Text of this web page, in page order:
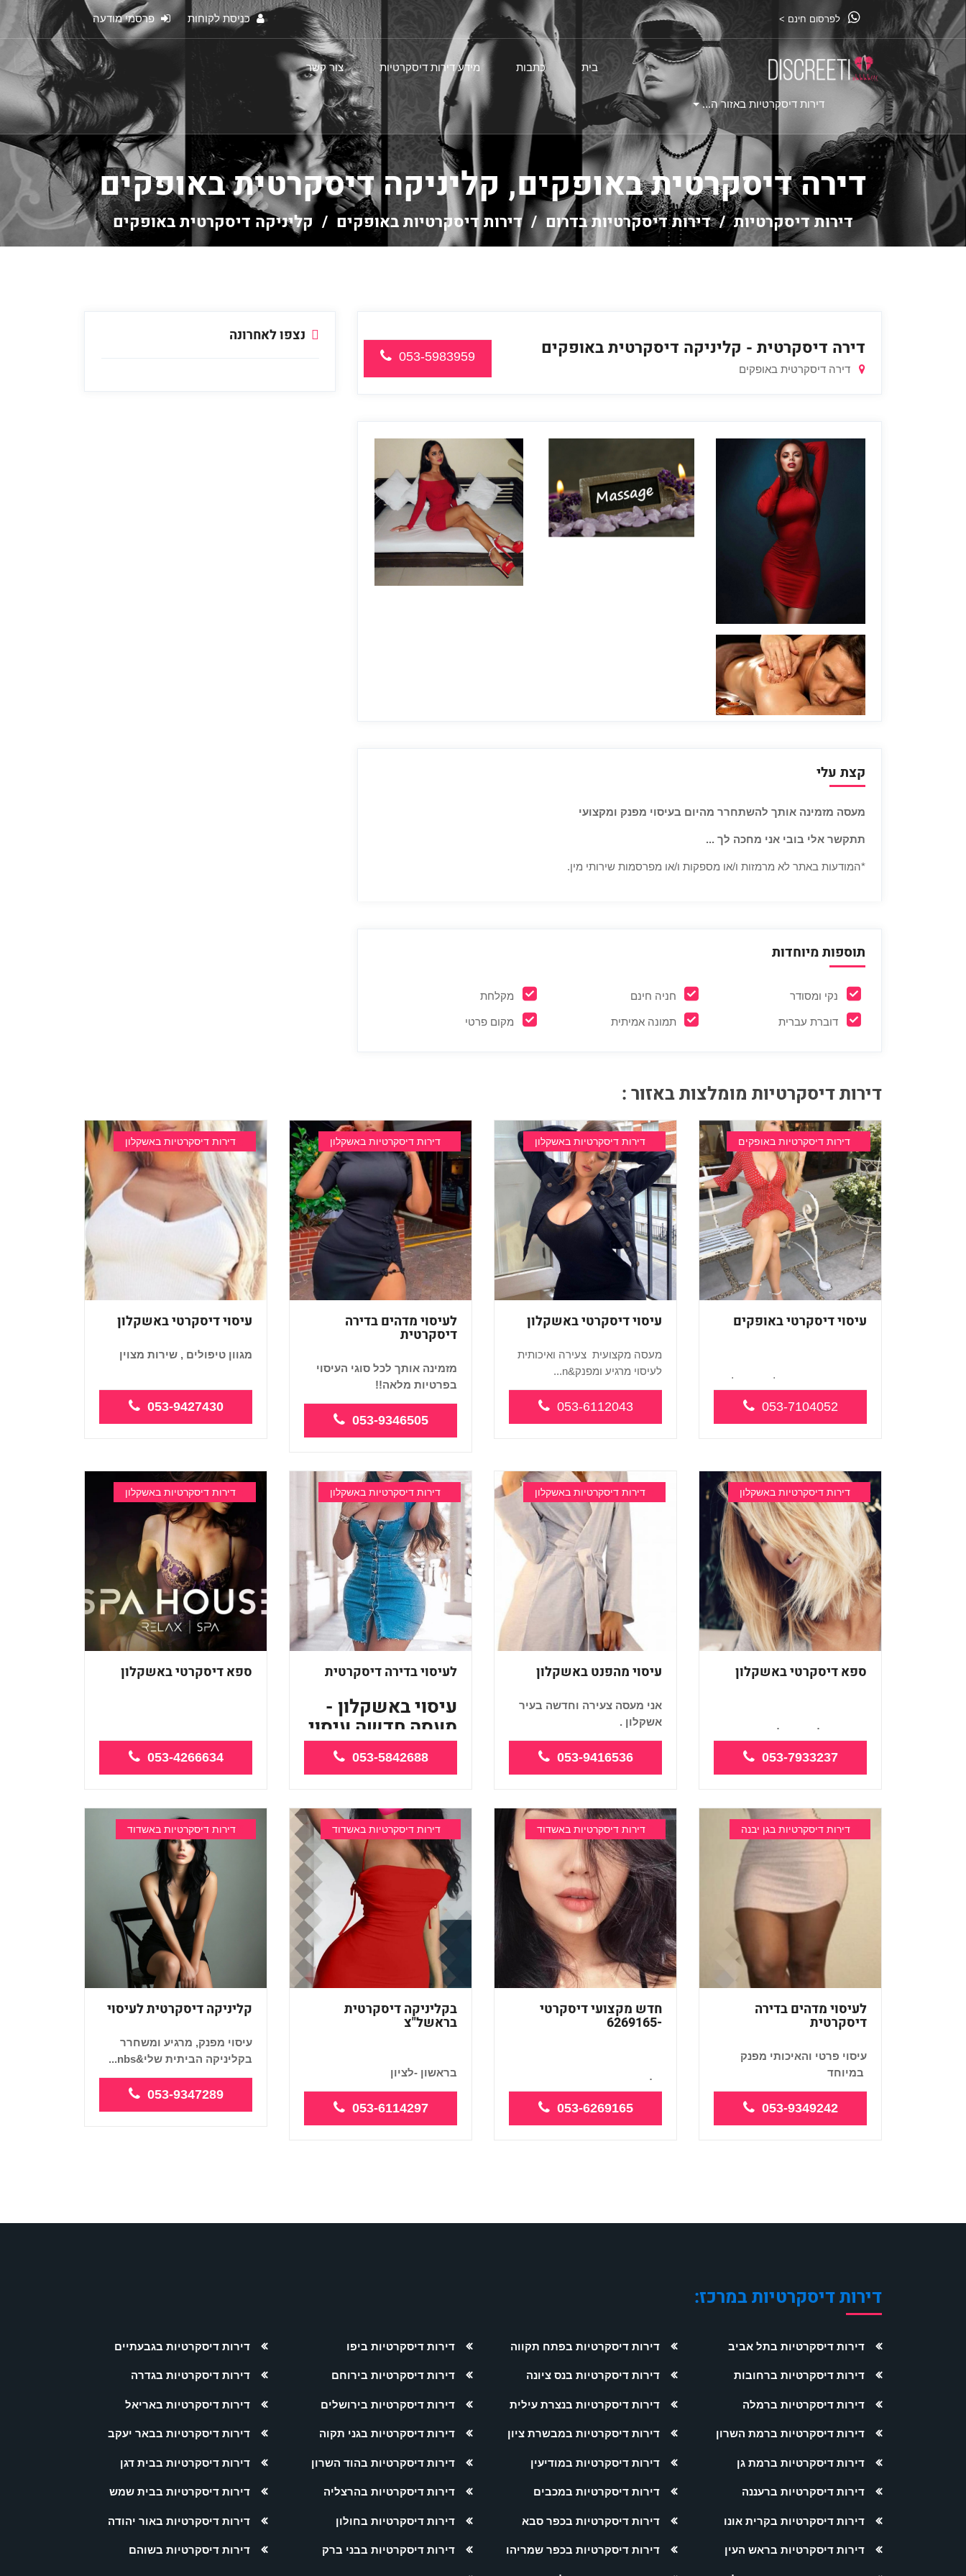
לפרסום חינם > כניסת לקוחות פרסמי מודעה
בית כתבות מידע דירות דיסקרטיות צור קשר
דירות דיסקרטיות באזור ה...
דירה דיסקרטית באופקים, קליניקה דיסקרטית באופקים
דירות דיסקרטיות/דירות דיסקרטיות בדרום/דירות דיסקרטיות באופקים / קליניקה דיסקרטית באופקים
דירה דיסקרטית - קליניקה דיסקרטית באופקים
דירה דיסקרטית באופקים
053-5983959
קצת עלי
מעסה מזמינה אותך להשתחרר מהיום בעיסוי מפנק ומקצועי
תתקשר אלי בובי אני מחכה לך ...
*המודעות באתר לא מרמזות ו/או מספקות ו/או מפרסמות שירותי מין.
תוספות מיוחדות
מקלחת חניה חינם נקי ומסודר
מקום פרטי תמונה אמיתית דוברת עברית
נצפו לאחרונה
דירות דיסקרטיות מומלצות באזור :
דירות דיסקרטיות באופקים
עיסוי דיסקרטי באופקים
פרטי מיוחד ואיכותי לעיסוי נפלא
053-7104052
דירות דיסקרטיות באשקלון
עיסוי דיסקרטי באשקלון
מעסה מקצועית צעירה ואיכותית
לעיסוי מרגיע ומפנק&n...
053-6112043
דירות דיסקרטיות באשקלון
לעיסוי מדהים בדירה
דיסקרטית
מזמינה אותך לכל סוגי העיסוי
בפרטיות מלאה!!
053-9346505
דירות דיסקרטיות באשקלון
עיסוי דיסקרטי באשקלון
מגוון טיפולים , שירות מצוין
053-9427430
דירות דיסקרטיות באשקלון
ספא דיסקרטי באשקלון
מעסות אלופות כל סוגי
053-7933237
דירות דיסקרטיות באשקלון
עיסוי מהפנט באשקלון
אני מעסה צעירה וחדשה בעיר
אשקלון .
053-9416536
דירות דיסקרטיות באשקלון
לעיסוי בדירה דיסקרטית
עיסוי באשקלון -
מעסה חדשה עיסוי
מהפנט באשקלון -
УДИВИ...
053-5842688
דירות דיסקרטיות באשקלון
ספא דיסקרטי באשקלון
...
053-4266634
דירות דיסקרטיות בגן יבנה
לעיסוי מדהים בדירה
דיסקרטית
עיסוי פרטי והאיכותי מפנק
במיוחד
053-9349242
דירות דיסקרטיות באשדוד
חדש מקצועי דיסקרטי
-6269165
כל סוגי העיסויים מעסה
053-6269165
דירות דיסקרטיות באשדוד
בקליניקה דיסקרטית
בראשל"צ
בראשון -לציון
מזמינה אותך למפגש ב...
053-6114297
דירות דיסקרטיות באשדוד
קליניקה דיסקרטית לעיסוי
עיסוי מפנק, מרגיע ומשחרר
בקליניקה הביתית שלי&nbs...
053-9347289
דירות דיסקרטיות במרכז:
דירות דיסקרטיות בתל אביב
דירות דיסקרטיות ברחובות
דירות דיסקרטיות ברמלה
דירות דיסקרטיות ברמת השרון
דירות דיסקרטיות ברמת גן
דירות דיסקרטיות ברעננה
דירות דיסקרטיות בקרית אונו
דירות דיסקרטיות בראש העין
דירות דיסקרטיות בפתח תקווה
דירות דיסקרטיות בנס ציונה
דירות דיסקרטיות בנצרת עילית
דירות דיסקרטיות במבשרת ציון
דירות דיסקרטיות במודיעין
דירות דיסקרטיות במכבים
דירות דיסקרטיות בכפר סבא
דירות דיסקרטיות בכפר שמריהו
דירות דיסקרטיות ביפו
דירות דיסקרטיות בירוחם
דירות דיסקרטיות בירושלים
דירות דיסקרטיות בגני תקוה
דירות דיסקרטיות בהוד השרון
דירות דיסקרטיות בהרצליה
דירות דיסקרטיות בחולון
דירות דיסקרטיות בבני ברק
דירות דיסקרטיות בגבעתיים
דירות דיסקרטיות בגדרה
דירות דיסקרטיות באריאל
דירות דיסקרטיות בבאר יעקב
דירות דיסקרטיות בבית דגן
דירות דיסקרטיות בבית שמש
דירות דיסקרטיות באור יהודה
דירות דיסקרטיות בשוהם